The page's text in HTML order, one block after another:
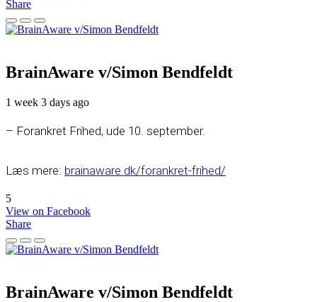
Share
BrainAware v/Simon Bendfeldt
1 week 3 days ago
– Forankret Frihed, ude 10. september.
Læs mere: brainaware.dk/forankret-frihed/
5
View on Facebook
Share
BrainAware v/Simon Bendfeldt